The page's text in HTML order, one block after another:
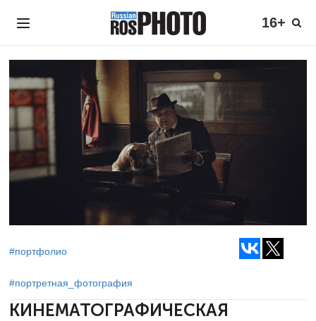
16+
#портфолио
#портретная_фотография
КИНЕМАТОГРАФИЧЕСКАЯ